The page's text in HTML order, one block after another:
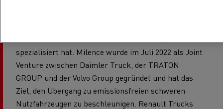
spezialisiert hat. Milence wurde im Juli 2022 als Joint
Venture zwischen Daimler Truck, der TRATON
GROUP und der Volvo Group gegründet und hat das
Ziel, den Übergang zu emissionsfreien schweren
Nutzfahrzeugen zu beschleunigen. Renault Trucks